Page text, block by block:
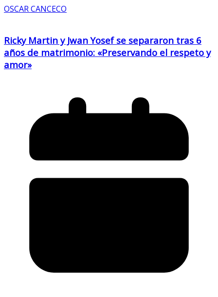
OSCAR CANCECO
Ricky Martin y Jwan Yosef se separaron tras 6
años de matrimonio: «Preservando el respeto y
amor»